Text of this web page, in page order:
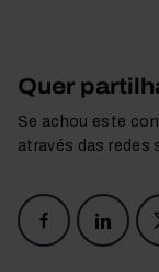
Quer
Se achou este
através das redes